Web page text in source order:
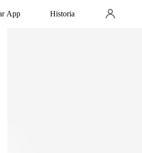
App Historia